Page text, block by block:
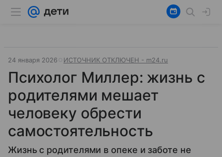
24 января 2026 ИСТОЧНИК ОТКЛЮЧЕН - m24.ru
Психолог Миллер: жизнь с
родителями мешает
человеку обрести
самостоятельность
Жизнь с родителями в опеке и заботе не